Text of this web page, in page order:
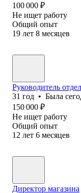
100 000 ₽
Не ищет работу
Общий опыт
19 лет 8 месяцев
Руководитель
31 год • Была
150 000 ₽
Не ищет работу
Общий опыт
12 лет 6 месяцев
Директор магазина